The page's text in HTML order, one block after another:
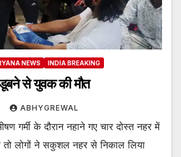
NEWS INDIA BREAKING
डूबने से युवक की मौत
ABHYGREWAL
गर्मी के दौरान नहाने गए चार दोस्त नहर में
लोगों ने सकुशल नहर से निकाल लिया